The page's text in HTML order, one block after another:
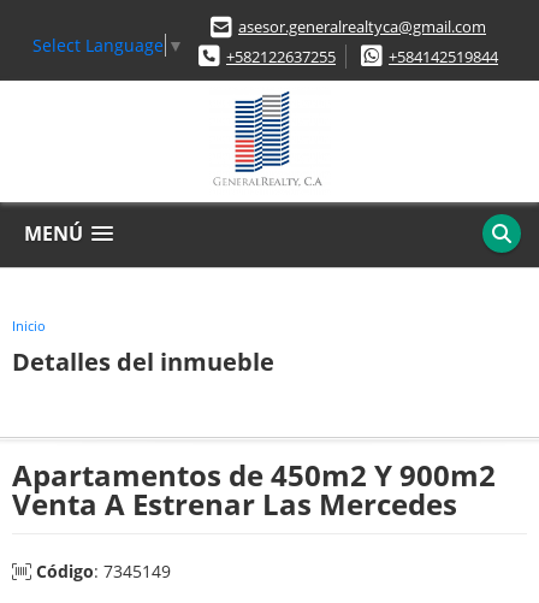
Select Language ▼
asesor.generalrealtyca@gmail.com
+582122637255
+584142519844
MENÚ
Inicio
Detalles del inmueble
Apartamentos de 450m2 Y 900m2
Venta A Estrenar Las Mercedes
Código: 7345149